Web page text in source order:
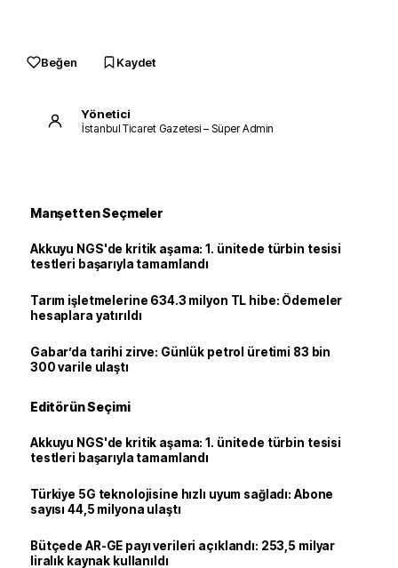
Beğen Kaydet
Yönetici
İstanbul Ticaret Gazetesi – Süper Admin
Manşetten Seçmeler
Akkuyu NGS'de kritik aşama: 1. ünitede türbin tesisi
testleri başarıyla tamamlandı
Tarım işletmelerine 634.3 milyon TL hibe: Ödemeler
hesaplara yatırıldı
Gabar’da tarihi zirve: Günlük petrol üretimi 83 bin
300 varile ulaştı
Editörün Seçimi
Akkuyu NGS'de kritik aşama: 1. ünitede türbin tesisi
testleri başarıyla tamamlandı
Türkiye 5G teknolojisine hızlı uyum sağladı: Abone
sayısı 44,5 milyona ulaştı
Bütçede AR-GE payı verileri açıklandı: 253,5 milyar
liralık kaynak kullanıldı